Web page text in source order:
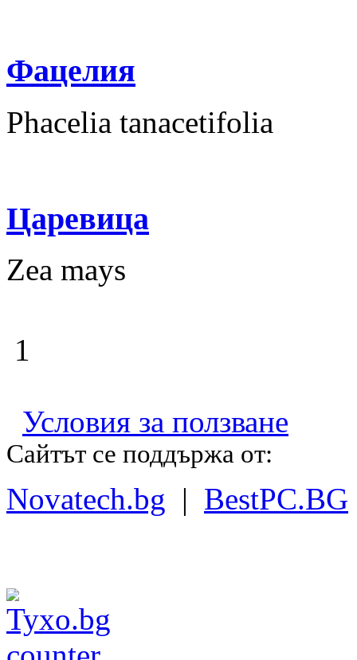
Фацелия
Phacelia tanacetifolia
Царевица
Zea mays
1
Условия за ползване
Сайтът се поддържа от:
Novatech.bg | BestPC.BG